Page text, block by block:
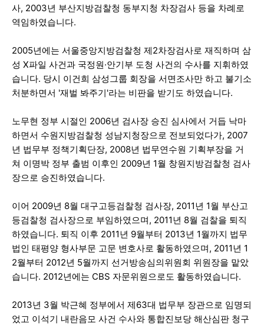
사, 2003년 부산지방검찰청 동부지청 차장검사 등을 차례로
역임하였습니다.
2005년에는 서울중앙지방검찰청 제2차장검사로 재직하며 삼
성 X파일 사건과 국정원·안기부 도청 사건의 수사를 지휘하였
습니다. 당시 이건희 삼성그룹 회장을 서면조사만 하고 불기소
처분하면서 '재벌 봐주기'라는 비판을 받기도 하였습니다.
노무현 정부 시절인 2006년 검사장 승진 심사에서 거듭 낙마
하면서 수원지방검찰청 성남지청장으로 전보되었다가, 2007
년 법무부 정책기획단장, 2008년 법무연수원 기획부장을 거
쳐 이명박 정부 출범 이후인 2009년 1월 창원지방검찰청 검사
장으로 승진하였습니다.
이어 2009년 8월 대구고등검찰청 검사장, 2011년 1월 부산고
등검찰청 검사장으로 부임하였으며, 2011년 8월 검찰을 퇴직
하였습니다. 퇴직 이후 2011년 9월부터 2013년 1월까지 법무
법인 태평양 형사부문 고문 변호사로 활동하였으며, 2011년 1
2월부터 2012년 5월까지 선거방송심의위원회 위원장을 맡았
습니다. 2012년에는 CBS 자문위원으로도 활동하였습니다.
2013년 3월 박근혜 정부에서 제63대 법무부 장관으로 임명되
었고 이석기 내란음모 사건 수사와 통합진보당 해산심판 청구